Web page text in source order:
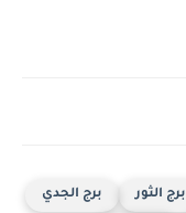
برج الثور برج الجدي